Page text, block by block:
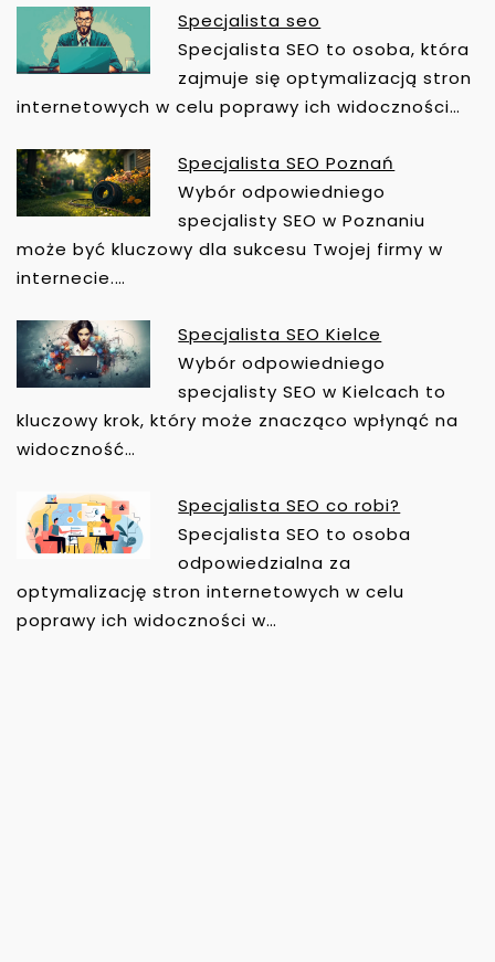
Specjalista seo
Specjalista SEO to osoba, która
zajmuje się optymalizacją stron
internetowych w celu poprawy ich widoczności…
Specjalista SEO Poznań
Wybór odpowiedniego
specjalisty SEO w Poznaniu
może być kluczowy dla sukcesu Twojej firmy w
internecie.…
Specjalista SEO Kielce
Wybór odpowiedniego
specjalisty SEO w Kielcach to
kluczowy krok, który może znacząco wpłynąć na
widoczność…
Specjalista SEO co robi?
Specjalista SEO to osoba
odpowiedzialna za
optymalizację stron internetowych w celu
poprawy ich widoczności w…
G
A
C
J
A
W
P
I
U